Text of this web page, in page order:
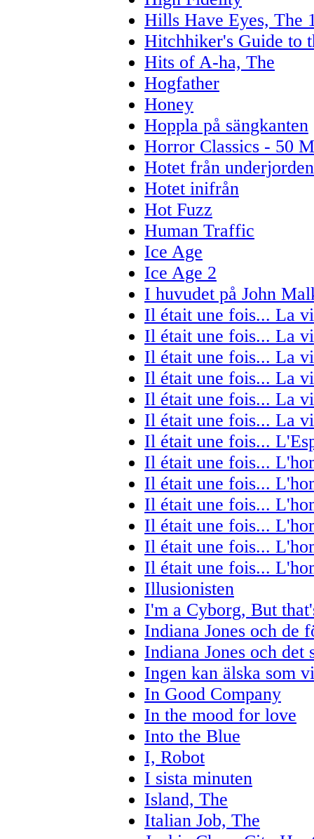
Hills Have Eyes, The
Hitchhiker's Guide to
Hits of A-ha, The
Hogfather
Honey
Hoppla på sängkanten
Horror Classics - 50
Hotet från underjorden
Hotet inifrån
Hot Fuzz
Human Traffic
Ice Age
Ice Age 2
I huvudet på John
Il était une fois... La
Il était une fois... La
Il était une fois... La
Il était une fois... La
Il était une fois... La
Il était une fois... La
Il était une fois...
Il était une fois...
Il était une fois...
Il était une fois...
Il était une fois...
Il était une fois...
Il était une fois...
Illusionisten
I'm a Cyborg, But
Indiana Jones och de
Indiana Jones och det
Ingen kan älska som vi
In Good Company
In the mood for love
Into the Blue
I, Robot
I sista minuten
Island, The
Italian Job, The